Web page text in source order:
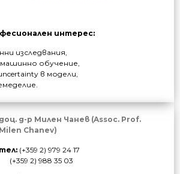
интерес:
изследвания,
обучение,
в модели,
доц. д-р Милен Чанев (Assoc. Prof.
Milen Chanev)
тел: (+359 2) 979 24 17
(+359 2) 988 35 03